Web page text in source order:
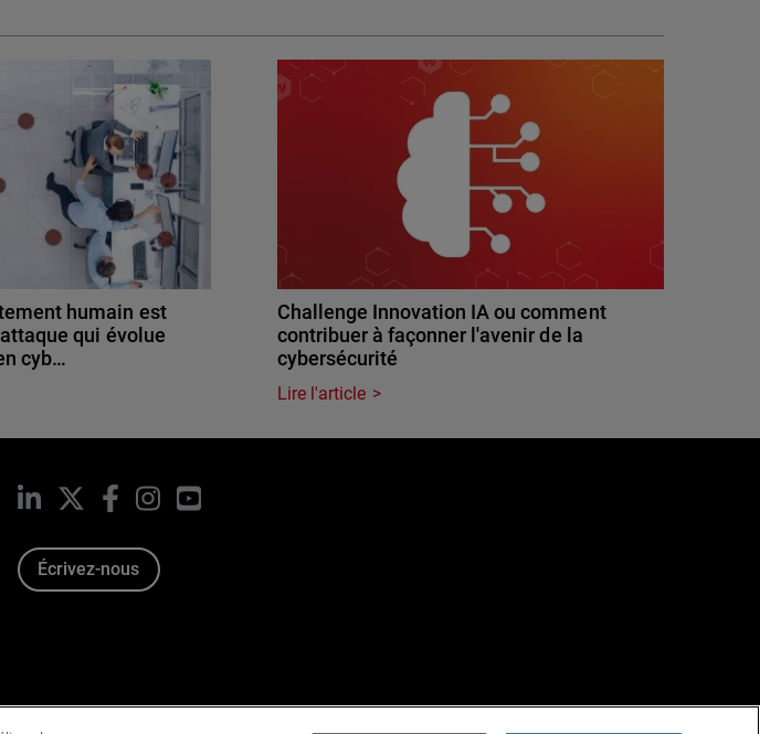
humain est
qui évolue
cyb…
Challenge Innovation IA ou comment
contribuer à façonner l'avenir de la
cybersécurité
Lire l'article
LinkedIn Facebook
InstagramYouTube
Écrivez-nous